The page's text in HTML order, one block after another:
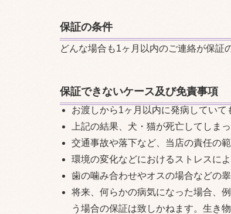
保証の条件
どんな場合も1ヶ月以内のご連絡が保証
保証できないケース及び免責事項
お渡しから1ヶ月以内に発病していて
上記の結果、犬・猫が死亡してしま
交通事故や落下など、当店の責任の
環境の変化などにおけるストレスに
歯の噛み合わせやオスの場合などの
将来、何らかの病気になった場合、
う場合の保証は致しかねます。生き